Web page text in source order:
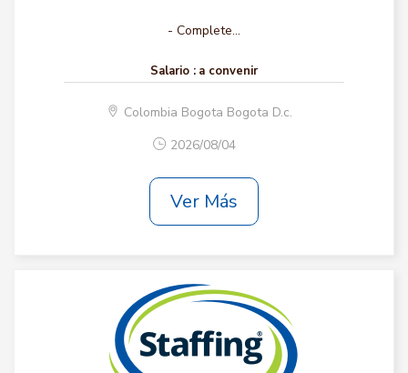
- Complete...
Salario : a convenir
Colombia Bogota Bogota D.c.
2026/08/04
Ver Más